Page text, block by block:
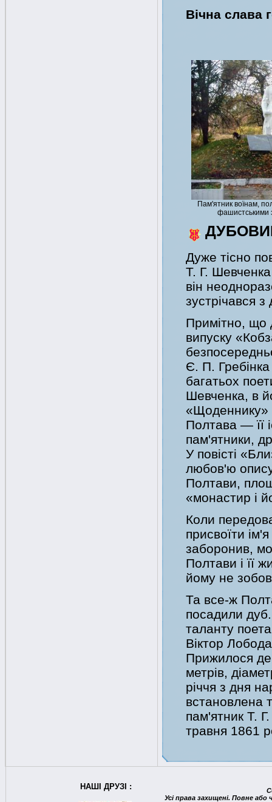
Вічна слава
Пам'ятник воїнам,
фашистськими
Дуже тісно
Т. Г.
він
зустрічався
Примітно, що
випуску
Є. П.
багатьох
Шевченка, в
«Щоденнику»
Полтава — її
пам'ятники,
У повісті
любов'ю
Полтави,
«монастир і
Коли
присвоїти
заборонив,
Полтави і її
йому не
Та все-ж
посадили
таланту
Віктор
Прижилося
метрів,
річчя з дня
встановлена
пам'ятник Т.
травня 1861
НАШІ ДРУЗІ :
Усі права захищені. Повне